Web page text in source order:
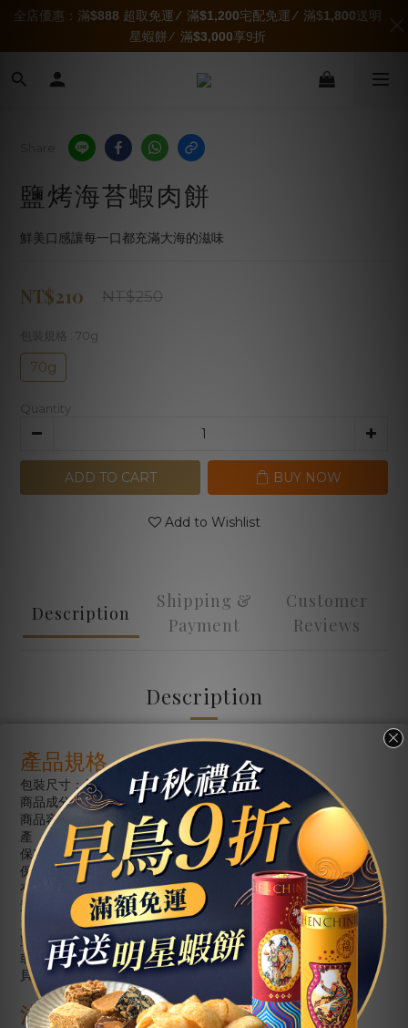
鹽烤海苔蝦肉餅
鮮美口感讓每一口都充滿大海的滋味
NT$210 NT$250
包裝規格 : 70g
70g
Quantity
ADD TO CART BUY NOW
Add to Wishlist
Description
Shipping &
Payment
Customer
Reviews
Description
產品規格
包裝尺寸：長 31 cm x寬21cm
商品成分：蝦片、棕櫚油、海苔調味料。
商品容量：
公克
產
地：台灣
保存方式：常溫
保存期限： 1 年（未開封）
有效日期：標示於外包裝上
過
原：本產品內含甲殼類海鮮（蝦）、雞蛋、牛奶製品、麩
質、小麥、大豆及其製品，
對此食物過敏者請避免食用。本產品原料生產製程廠房，其設備
或生產管線有處理魚類，
貝類、花生、堅果及其製品，對此過敏者請避免食用
注意事項
全店優惠：滿$888 超取免運∕ 滿$1,200宅配免運∕ 滿$1,800送明
星蝦餅 ∕ 滿$3,000享9折